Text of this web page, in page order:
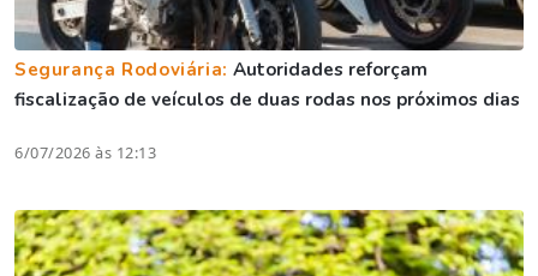
Segurança Rodoviária:Autoridades reforçam
fiscalização de veículos de duas rodas nos próximos dias
6/07/2026 às 12:13